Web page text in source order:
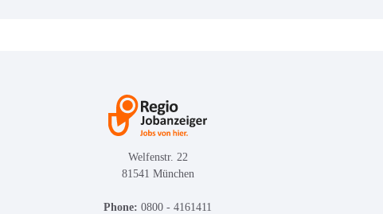
Welfenstr. 22
81541 München
Phone: 0800 - 4161411